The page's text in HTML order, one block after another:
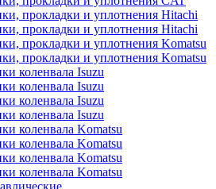
прокладки и уплотнения Hitachi
прокладки и уплотнения Hitachi
прокладки и уплотнения Komatsu
прокладки и уплотнения Komatsu
коленвала Isuzu
коленвала Isuzu
коленвала Isuzu
коленвала Isuzu
коленвала Komatsu
коленвала Komatsu
коленвала Komatsu
коленвала Komatsu